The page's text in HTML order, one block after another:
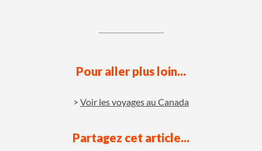
Pour aller plus loin...
Voir les voyages au Canada
Partagez cet article...